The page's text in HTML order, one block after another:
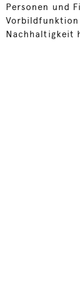
Personen und
Vorbildfunktion
Nachhaltigkeit